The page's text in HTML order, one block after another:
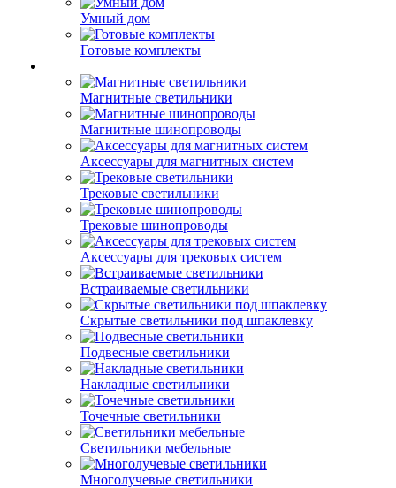
Умный дом
Готовые комплекты
Магнитные светильники
Магнитные шинопроводы
Аксессуары для магнитных систем
Трековые светильники
Трековые шинопроводы
Аксессуары для трековых систем
Встраиваемые светильники
Скрытые светильники под шпаклевку
Подвесные светильники
Накладные светильники
Точечные светильники
Светильники мебельные
Многолучевые светильники